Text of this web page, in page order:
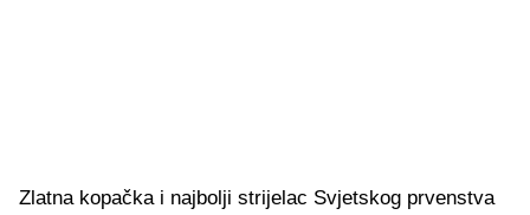
Zlatna kopačka i najbolji strijelac Svjetskog prvenstva